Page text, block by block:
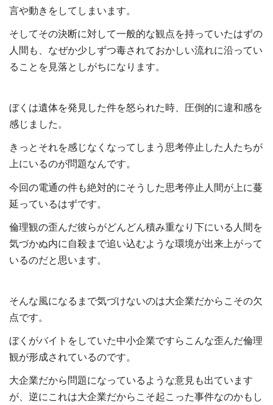
言や動きをしてしまいます。
そしてその決断に対して一般的な観点を持っていたはずの
人間も、なぜか少しずつ毒されておかしい流れに沿ってい
ることを見落としがちになります。
ぼくは遺体を発見した件を怒られた時、圧倒的に違和感を
感じました。
きっとそれを感じなくなってしまう思考停止した人たちが
上にいるのが問題なんです。
今回の電通の件も絶対的にそうした思考停止人間が上に蔓
延っているはずです。
倫理観の歪んだ彼らがどんどん積み重なり下にいる人間を
気づかぬ内に自殺まで追い込むような環境が出来上がって
いるのだと思います。
そんな風になるまで気づけないのは大企業だからこその欠
点です。
ぼくがバイトをしていた中小企業ですらこんな歪んだ倫理
観が形成されているのです。
大企業だから問題になっているような意見も出ています
が、逆にこれは大企業だからこそ起こった事件なのかもし